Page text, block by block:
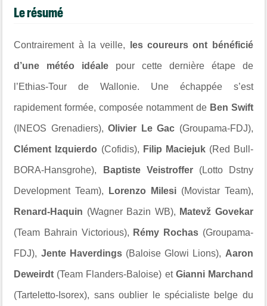
Le résumé
Contrairement à la veille, les coureurs ont bénéficié
d’une météo idéale pour cette dernière étape de
l’Ethias-Tour de Wallonie. Une échappée s’est
rapidement formée, composée notamment de Ben Swift
(INEOS Grenadiers),Olivier Le Gac (Groupama‑FDJ),
Clément Izquierdo (Cofidis), Filip Maciejuk(Red Bull-
BORA-Hansgrohe), Baptiste Veistroffer(Lotto Dstny
Development Team), Lorenzo Milesi(Movistar Team),
Renard-Haquin (Wagner Bazin WB), Matevž Govekar
(Team Bahrain Victorious), Rémy Rochas(Groupama-
FDJ), Jente Haverdings(Baloise Glowi Lions), Aaron
Deweirdt (Team Flanders-Baloise) et Gianni Marchand
(Tarteletto-Isorex), sans oublier le spécialiste belge du